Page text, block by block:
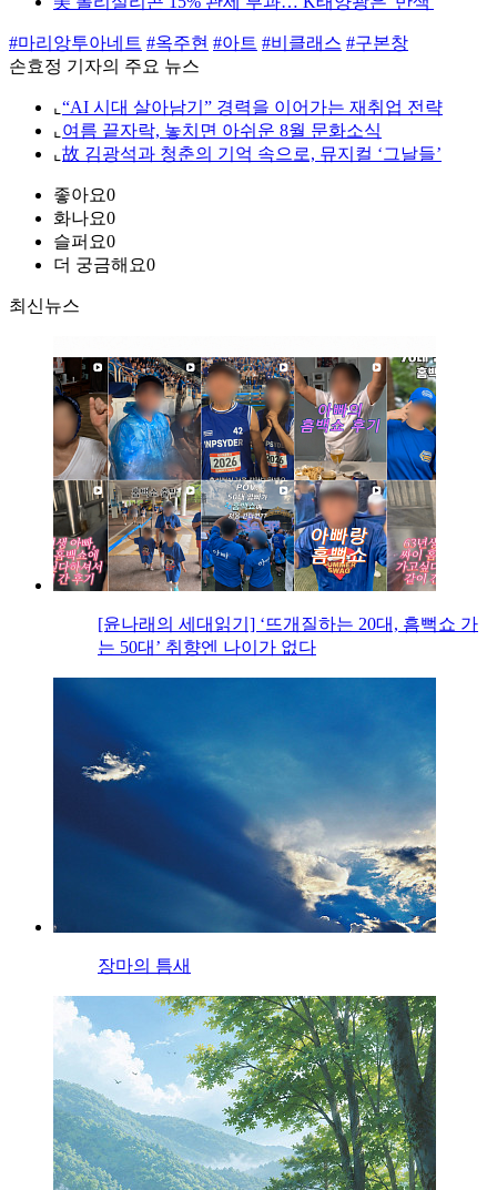
#마리앙투아네트 #옥주현 #아트 #비클래스 #구본창
손효정 기자의 주요 뉴스
⌞ “AI 시대 살아남기” 경력을 이어가는 재취업 전략
⌞ 여름 끝자락, 놓치면 아쉬운 8월 문화소식
⌞ 故 김광석과 청춘의 기억 속으로, 뮤지컬 ‘그날들’
좋아요0
화나요0
슬퍼요0
더 궁금해요0
최신뉴스
[윤나래의 세대읽기] ‘뜨개질하는 20대, 흠뻑쇼 가
는 50대’ 취향엔 나이가 없다
장마의 틈새